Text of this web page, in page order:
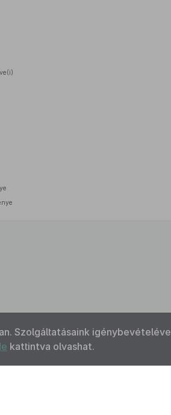
Szolgáltatásaink
kattintva olvashat.